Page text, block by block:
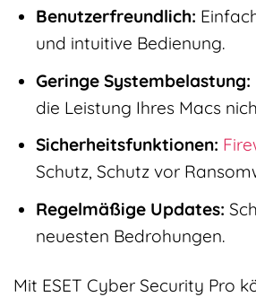
Benutzerfreundlich:
und intuitive Bedienung.
Geringe Systembelastung:
die Leistung Ihres Macs
Sicherheitsfunktionen:
Schutz, Schutz vor
Regelmäßige Updates:
neuesten Bedrohungen.
Mit ESET Cyber Security Pro